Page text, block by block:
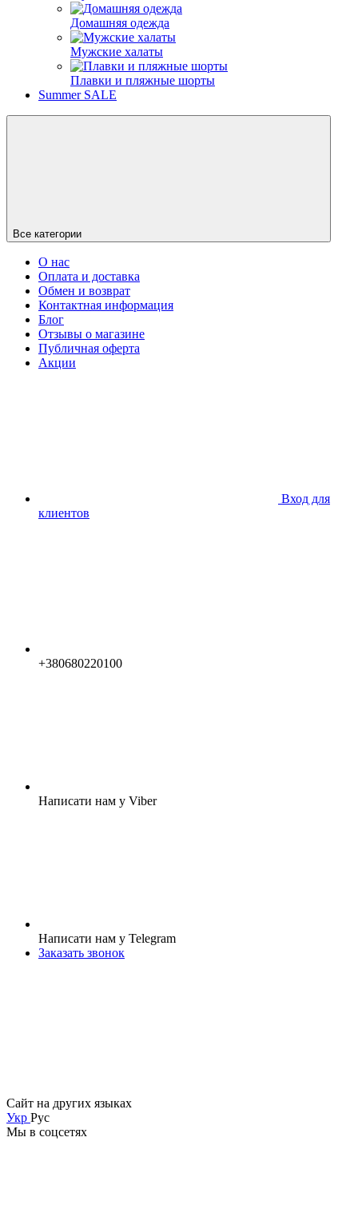
Домашняя одежда
Мужские халаты
Плавки и пляжные шорты
Summer SALE
Все категории
О нас
Оплата и доставка
Обмен и возврат
Контактная информация
Блог
Отзывы о магазине
Публичная оферта
Акции
Вход для
клиентов
+380680220100
Написати нам у Viber
Написати нам у Telegram
Заказать звонок
Сайт на других языках
Укр Рус
Мы в соцсетях